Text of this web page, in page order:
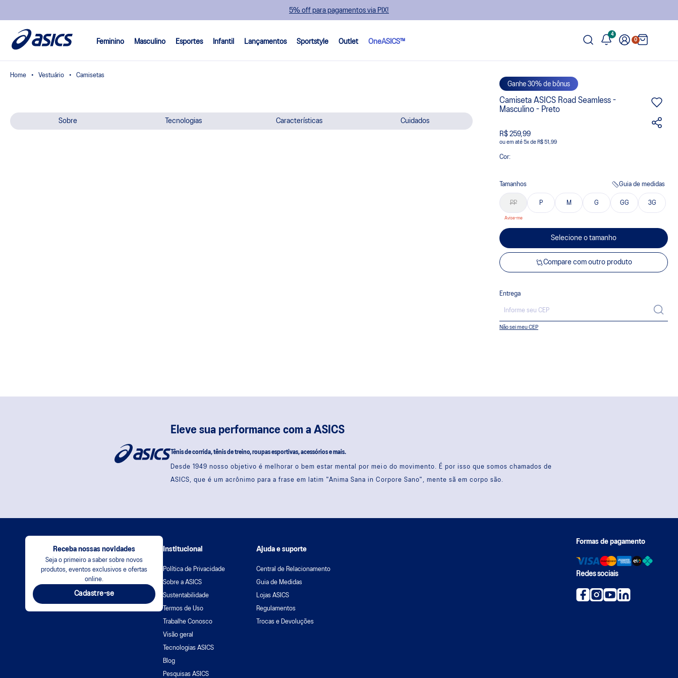
5% off para pagamentos via PIX!
Feminino Masculino Esportes Infantil Lançamentos Sportstyle Outlet OneASICS™
4
0
Vestuário Camisetas
Sobre Tecnologias Características Cuidados
Ganhe 30% de bônus
Camiseta ASICS Road Seamless -
Masculino - Preto
R$ 259,99
ou 5x de R$ 51,99
Cor:
Tamanhos Guia de medidas
PP P M G GG 3G
Selecione o tamanho
Compare com outro produto
Entrega
Não sei meu CEP
Eleve sua performance com a ASICS
Tênis de corrida, tênis de treino, roupas esportivas, acessórios e mais.
Desde 1949 nosso objetivo é melhorar o bem estar mental por meio do movimento. É por isso que somos chamados de
ASICS, que é um acrônimo para a frase em latim "Anima Sana in Corpore Sano", mente sã em corpo são.
Receba nossas novidades
Seja o primeiro a saber sobre novos
produtos, eventos exclusivos e ofertas
online.
Cadastre-se
Institucional
Política de Privacidade
Sobre a ASICS
Sustentabilidade
Termos de Uso
Trabalhe Conosco
Visão geral
Tecnologias ASICS
Blog
Pesquisas ASICS
Ajuda e suporte
Central de Relacionamento
Guia de Medidas
Lojas ASICS
Regulamentos
Trocas e Devoluções
Formas de pagamento
Redes sociais